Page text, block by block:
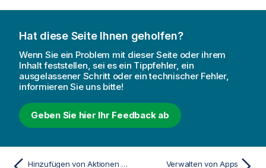
Hat diese Seite Ihnen geholfen?
Wenn Sie ein Problem mit dieser Seite oder ihrem
Inhalt feststellen, sei es ein Tippfehler, ein
ausgelassener Schritt oder ein technischer Fehler,
informieren Sie uns bitte!
Geben Sie hier Ihr Feedback ab
Hinzufügen von Aktionen zu Arbeitsblättern Verwalten von Apps